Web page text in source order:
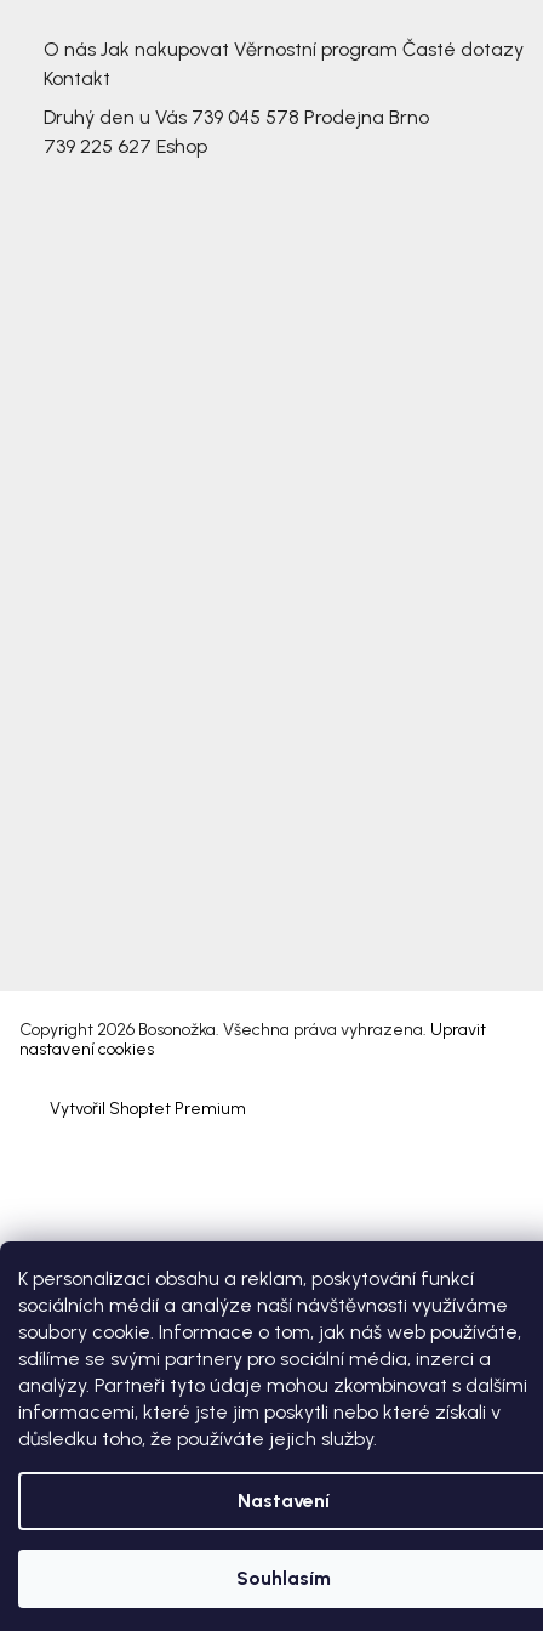
K personalizaci obsahu a reklam, poskytování funkcí
sociálních médií a analýze naší návštěvnosti využíváme
soubory cookie. Informace o tom, jak náš web používáte,
sdílíme se svými partnery pro sociální média, inzerci a
analýzy. Partneři tyto údaje mohou zkombinovat s dalšími
informacemi, které jste jim poskytli nebo které získali v
důsledku toho, že používáte jejich služby.
Nastavení
Souhlasím
O nás Jak nakupovat Věrnostní program Časté dotazy
Kontakt
Druhý den u Vás 739 045 578 Prodejna Brno
739 225 627 Eshop
Vytvořil Shoptet Premium
Copyright 2026 Bosonožka. Všechna práva vyhrazena. Upravit
nastavení cookies
SLEVA 100 KČ NA PRVNÍ NÁKUP